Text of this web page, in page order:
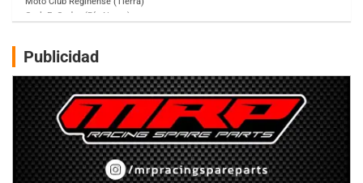
Juventud Unida (Tierra)
Humboldt (Santa Fe)
NORESTE SANTAFESINO - F6
Avellaneda (Santa Fe)
SUR SANTAFESINO - F4
José Samuel Sánchez (Tierra)
Rufino (Santa Fe)
TUCUMANO - F5
Publicidad